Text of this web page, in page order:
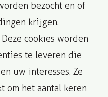
bezocht en of
krijgen.
Deze cookies worden
te leveren die
uw interesses. Ze
om het aantal keren